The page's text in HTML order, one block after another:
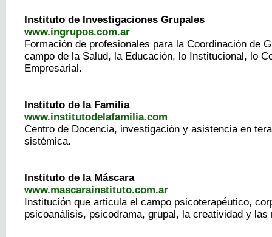
Instituto de Investigaciones Grupales
www.ingrupos.com.ar
Formación de profesionales para la Coordinación de
campo de la Salud, la Educación, lo Institucional, lo
Empresarial.
Instituto de la Familia
www.institutodelafamilia.com
Centro de Docencia, investigación y asistencia en
sistémica.
Instituto de la Máscara
www.mascarainstituto.com.ar
Institución que articula el campo psicoterapéutico,
psicoanálisis, psicodrama, grupal, la creatividad y las